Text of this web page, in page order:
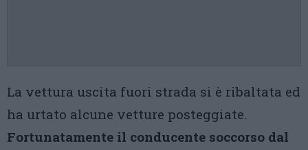
La vettura uscita fuori strada si è ribaltata ed
ha urtato alcune vetture posteggiate.
Fortunatamente il conducente soccorso dal